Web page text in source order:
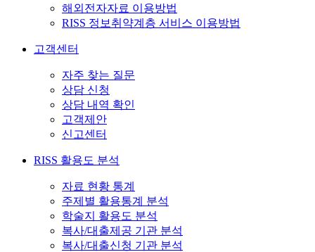
해외전자자료 이용방법
RISS 정보취약계층 서비스 이용방법
고객센터
자주 찾는 질문
상담 신청
상담 내역 확인
고객제안
신고센터
RISS 활용도 분석
자료 현황 통계
주제별 활용통계 분석
학술지 활용도 분석
복사/대출제공 기관 분석
복사/대출신청 기관 분석